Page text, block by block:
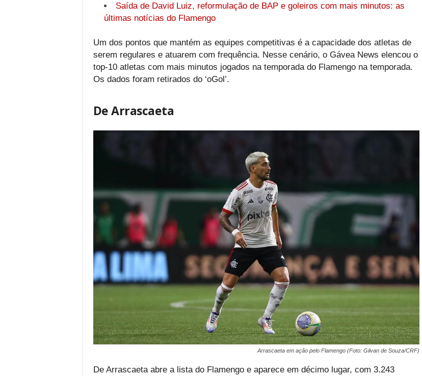
Saída de David Luiz, reformulação de BAP e goleiros com mais minutos: as
últimas notícias do Flamengo
Um dos pontos que mantém as equipes competitivas é a capacidade dos atletas de
serem regulares e atuarem com frequência. Nesse cenário, o Gávea News elencou o
top-10 atletas com mais minutos jogados na temporada do Flamengo na temporada.
Os dados foram retirados do ‘oGol’.
De Arrascaeta
Arrascaeta em ação pelo Flamengo (Foto: Gilvan de Souza/CRF)
De Arrascaeta abre a lista do Flamengo e aparece em décimo lugar, com 3.243